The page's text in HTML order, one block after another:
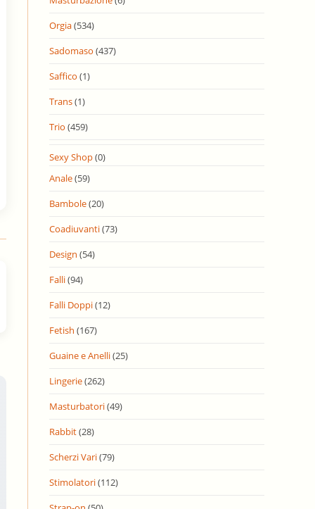
Orgia(534)
Sadomaso (437)
Saffico (1)
Trans(1)
Trio (459)
Sexy Shop(0)
Anale(59)
Bambole(20)
Coadiuvanti(73)
Design (54)
Falli(94)
Falli Doppi(12)
Fetish (167)
Guaine e Anelli(25)
Lingerie(262)
Masturbatori(49)
Rabbit(28)
Scherzi Vari(79)
Stimolatori(112)